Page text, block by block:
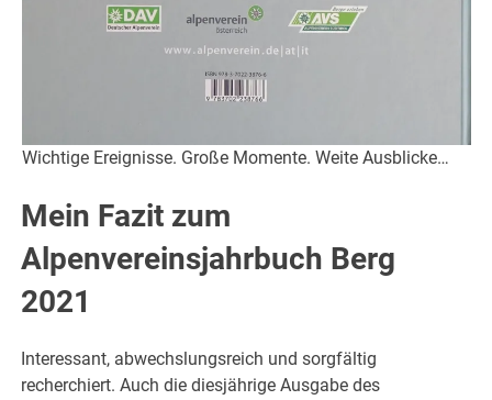
Wichtige Ereignisse. Große Momente. Weite Ausblicke…
Mein Fazit zum
Alpenvereinsjahrbuch Berg
2021
Interessant, abwechslungsreich und sorgfältig
recherchiert. Auch die diesjährige Ausgabe des